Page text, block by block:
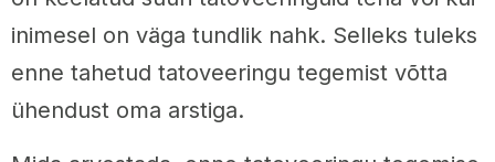
inimesel on väga tundlik nahk. Selleks tuleks
enne tahetud tatoveeringu tegemist võtta
ühendust oma arstiga.